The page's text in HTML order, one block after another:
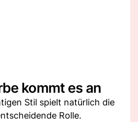
kommt es an
Stil spielt natürlich die
Rolle.